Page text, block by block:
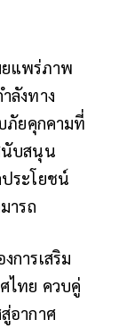
ยแพร่ภาพ
ลังทาง
ภัยคุกคามที่
นับสนุน
ระโยชน์
ารถ
การเสริม
ไทย ควบคู่
อากาศ